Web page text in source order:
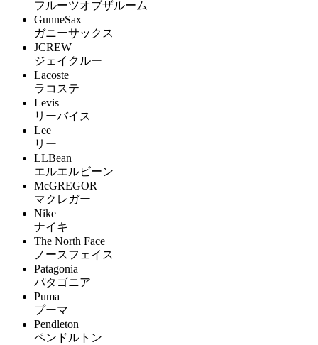
フルーツオブザルーム
GunneSax
ガニーサックス
JCREW
ジェイクルー
Lacoste
ラコステ
Levis
リーバイス
Lee
リー
LLBean
エルエルビーン
McGREGOR
マクレガー
Nike
ナイキ
The North Face
ノースフェイス
Patagonia
パタゴニア
Puma
プーマ
Pendleton
ペンドルトン